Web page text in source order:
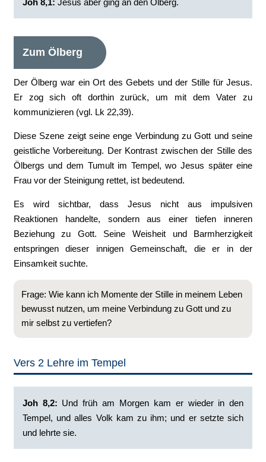
Joh 8,1: ‭Jesus aber ging an den Ölberg.‭
Zum Ölberg
Der Ölberg war ein Ort des Gebets und der Stille für Jesus.
Er zog sich oft dorthin zurück, um mit dem Vater zu
kommunizieren (vgl. Lk 22,39).
Diese Szene zeigt seine enge Verbindung zu Gott und seine
geistliche Vorbereitung. Der Kontrast zwischen der Stille des
Ölbergs und dem Tumult im Tempel, wo Jesus später eine
Frau vor der Steinigung rettet, ist bedeutend.
Es wird sichtbar, dass Jesus nicht aus impulsiven
Reaktionen handelte, sondern aus einer tiefen inneren
Beziehung zu Gott. Seine Weisheit und Barmherzigkeit
entspringen dieser innigen Gemeinschaft, die er in der
Einsamkeit suchte.
Frage: Wie kann ich Momente der Stille in meinem Leben
bewusst nutzen, um meine Verbindung zu Gott und zu
mir selbst zu vertiefen?
Vers 2 Lehre im Tempel
Joh 8,2: ‭Und früh am Morgen kam er wieder in den
Tempel, und alles Volk kam zu ihm; und er setzte sich
und lehrte sie.‭